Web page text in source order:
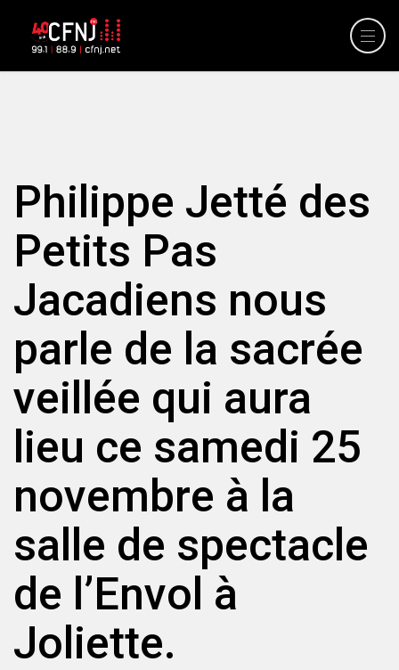
Philippe Jetté des
Petits Pas
Jacadiens nous
parle de la sacrée
veillée qui aura
lieu ce samedi 25
novembre à la
salle de spectacle
de l’Envol à
Joliette.